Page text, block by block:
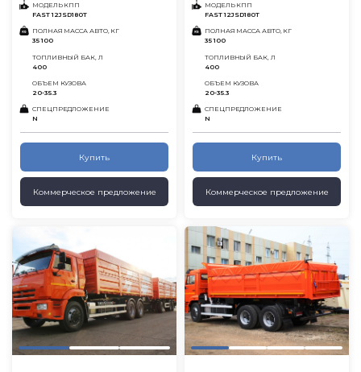
МОДЕЛЬ КПП
FAST 12JSD180T
ПОЛНАЯ МАССА АВТО, КГ
35 100
ТОПЛИВНЫЙ БАК, Л
400
ОБЪЕМ КУЗОВА
20-35.3
СПЕЦПРЕДЛОЖЕНИЕ
N
Купить
Коммерческое предложение
МОДЕЛЬ КПП
FAST 12JSD180T
ПОЛНАЯ МАССА АВТО, КГ
35 100
ТОПЛИВНЫЙ БАК, Л
400
ОБЪЕМ КУЗОВА
20-35.3
СПЕЦПРЕДЛОЖЕНИЕ
N
Купить
Коммерческое предложение